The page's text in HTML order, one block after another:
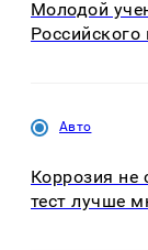
Молодой
Авто
Коррозия не
тест лучше